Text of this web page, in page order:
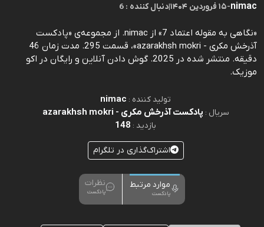
nimac
-۱۵ فروردین ۱۴۰۴ |6 : دنبال کننده
«نگاهی به مقوله اعتماد 7» از nimac. از مجموعه‌ی «پادکست
آذرخش مکری - azarakhsh mokri»، قسمت 295. مدت زمان 46
دقیقه. منتشر شده در 2025. گوش دادن آنلاین و رایگان در اکو
موزیک.
تولید کننده : nimac
سریال : پادکست آذرخش مکری - azarakhsh mokri
بازدید : 148
اشتراک‌گذاری در تلگرام
موارد مرتبط
پادکست
نظرات
پادکست